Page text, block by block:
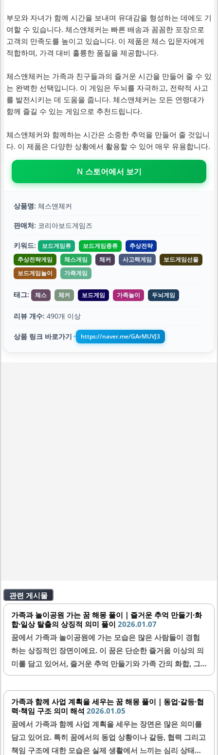
부모와 자녀가 함께 시간을 보내며 유대감을 형성하는 데에도 기
여할 수 있습니다. 체스앤체커는 빠른 배송과 꼼꼼한 포장으로
고객의 만족도를 높이고 있습니다. 이 제품은 체스 입문자에게
적합하며, 가격 대비 훌륭한 품질을 제공합니다.
체스앤체커는 가족과 친구들과의 즐거운 시간을 만들어 줄 수 있
는 완벽한 선택입니다. 이 게임은 두뇌를 자극하고, 전략적 사고
를 발전시키는 데 도움을 줍니다. 체스앤체커는 모든 연령대가
함께 즐길 수 있는 게임으로 추천드립니다.
체스앤체커와 함께하는 시간은 소중한 추억을 만들어 줄 것입니
다. 이 제품은 다양한 상황에서 활용할 수 있어 매우 유용합니다.
N 스토어에서 보기
상품명: 체스앤체커
판매처: 코리아보드게임즈
키워드: 보드게임류 보드게임종류
추상전략
추상전략게임
체스게임 체커 사고력게임
보드게임선물
보드게임놀이
가족게임
태그: 체스 체커 보드게임 가족놀이 두뇌게임
리뷰 개수: 490개 이상
상품 링크 바로가기 ➔ https://naver.me/GArMUVJ3
관련 게시물
가족과 놀이공원 가는 꿈 해몽 풀이｜즐거운 추억 만들기·화
합·일상 탈출의 상징적 의미 풀이 2026.01.07
꿈에서 가족과 놀이공원에 가는 모습은 많은 사람들이 경험
하는 상징적인 장면이에요. 이 꿈은 단순한 즐거움 이상의 의
미를 담고 있어서, 즐거운 추억 만들기와 가족 간의 화합, 그
리고 일상에서 벗어남을 상징해요. 꿈에서 느낀 감정과 세부
상황을 통해 여러분의 현재 감정 상태와 관계를 이해하는 데
도움을 줄 수 있답니다. 오늘은 가족과 놀이공원에 가는 꿈이
무엇을 의미하는지 심층적으로 살펴볼게요.1. 가족과 놀이공
원 꿈의 기본 의미가족과 놀이공원에 가는 꿈은 가족 관계와
즐거운 시간에 대한 욕구를 나타내요. 놀이공원은 즐거움과
가족과 함께 사업 계획을 세우는 꿈 해몽 풀이｜동업·갈등·협
력·책임 구조 의미 해석 2026.01.05
꿈에서 가족과 함께 사업 계획을 세우는 장면은 많은 의미를
담고 있어요. 특히 꿈에서의 동업 상황이나 갈등, 협력 그리고
책임 구조에 대한 모습은 실제 생활에서 느끼는 심리 상태와